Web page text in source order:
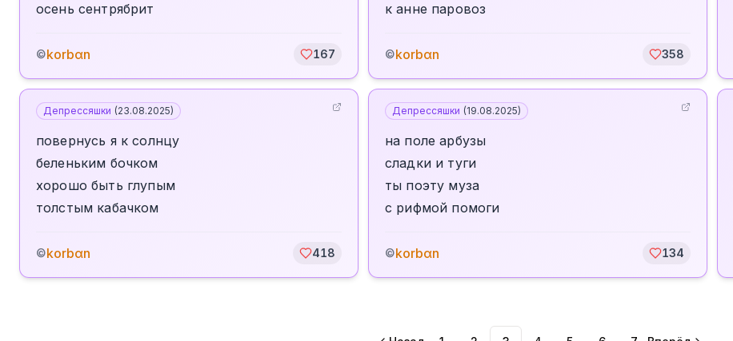
осень сентрябрит
©korbαn 167
к анне паровоз
©korbαn 358
Депрессяшки (23.08.2025)
повернусь я к солнцу
беленьким бочком
хорошо быть глупым
толстым кабачком
©korbαn 418
Депрессяшки (19.08.2025)
на поле арбузы
сладки и туги
ты поэту муза
с рифмой помоги
©korbαn 134